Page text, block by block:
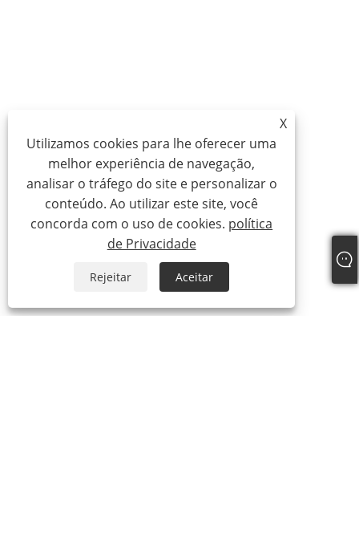
X
Utilizamos cookies para lhe oferecer uma
melhor experiência de navegação,
analisar o tráfego do site e personalizar o
conteúdo. Ao utilizar este site, você
concorda com o uso de cookies. política
de Privacidade
Rejeitar Aceitar